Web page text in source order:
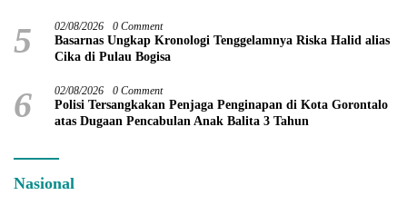
5 02/08/2026 0 Comment
Basarnas Ungkap Kronologi Tenggelamnya Riska Halid alias
Cika di Pulau Bogisa
6 02/08/2026 0 Comment
Polisi Tersangkakan Penjaga Penginapan di Kota Gorontalo
atas Dugaan Pencabulan Anak Balita 3 Tahun
Nasional